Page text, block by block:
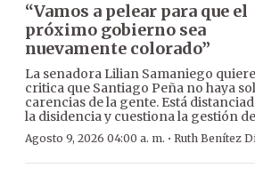
“Vamos a pelear para que el
próximo gobierno sea
nuevamente colorado”
La senadora Lilian Samaniego
critica que Santiago Peña no haya
carencias de la gente. Está
la disidencia y cuestiona la gestión
Agosto 9, 2026 04:00 a. m. · Ruth Benítez